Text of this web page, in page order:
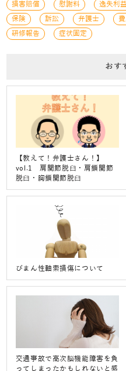
損害賠償
慰謝料 逸失利
保険
訴訟 弁護士
研修報告
症状固定
おす
【教えて！弁護士さん！】
vol.1 肩関節脱臼・肩鎖関節
脱臼・胸鎖関節脱臼
びまん性軸索損傷について
交通事故で高次脳機能障害を負
ってしまったかもしれないと感